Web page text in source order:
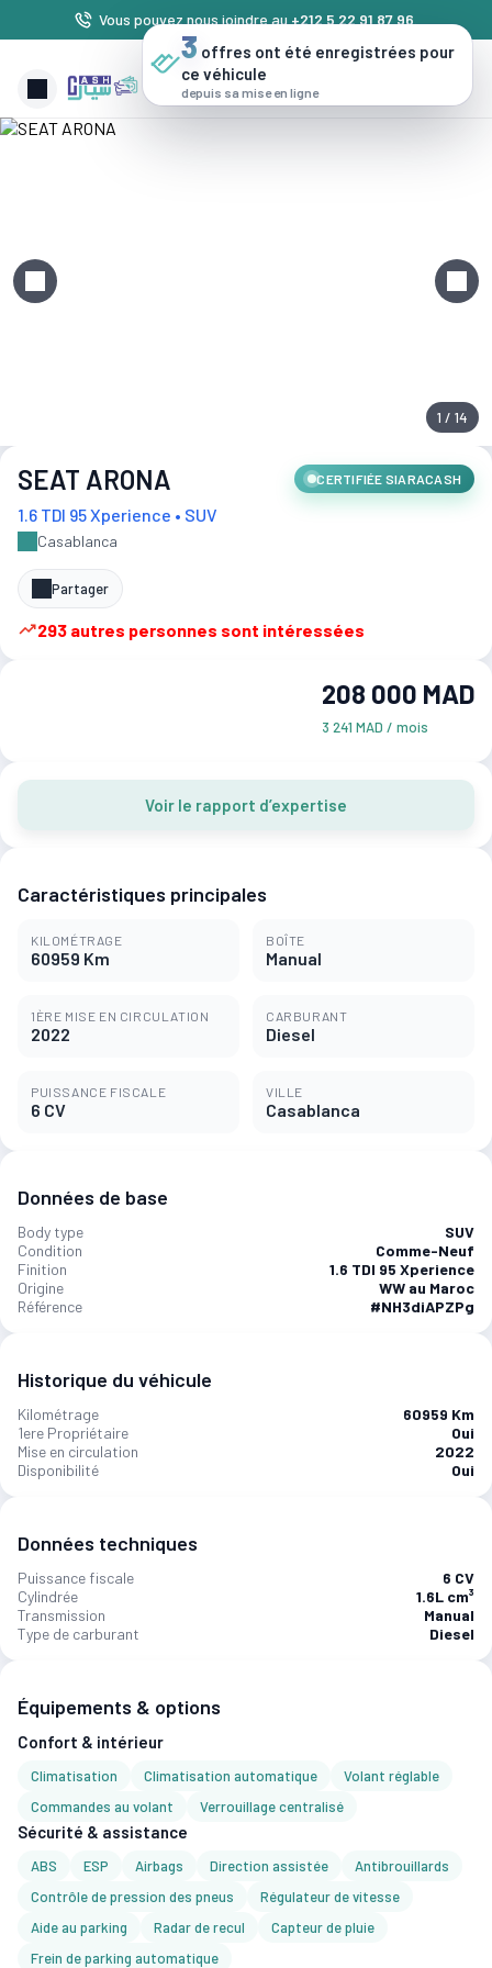
Vous pouvez nous joindre au +212 5 22 91 87 96
1 / 14
SEAT ARONA CERTIFIÉE SIARACASH
1.6 TDI 95 Xperience • SUV
Casablanca
Partager
293 autres personnes sont intéressées
208 000 MAD
3 241 MAD / mois
Voir le rapport d’expertise
Caractéristiques principales
KILOMÉTRAGE
60959 Km
BOÎTE
Manual
1ÈRE MISE EN CIRCULATION
2022
CARBURANT
Diesel
PUISSANCE FISCALE
6 CV
VILLE
Casablanca
Données de base
Body type
SUV
Condition
Comme-Neuf
Finition
1.6 TDI 95 Xperience
Origine
WW au Maroc
Référence
#NH3diAPZPg
Historique du véhicule
Kilométrage
60959 Km
1ere Propriétaire
Oui
Mise en circulation
2022
Disponibilité
Oui
Données techniques
Puissance fiscale
6 CV
Cylindrée
1.6L cm³
Transmission
Manual
Type de carburant
Diesel
Équipements & options
Confort & intérieur
Climatisation Climatisation automatique
Volant réglable
Commandes au volant
Verrouillage centralisé
Sécurité & assistance
ABS ESP Airbags Direction assistée
Antibrouillards
Contrôle de pression des pneus
Régulateur de vitesse
Aide au parking
Radar de recul
Capteur de pluie
Frein de parking automatique
3 offres ont été enregistrées pour
ce véhicule
depuis sa mise en ligne